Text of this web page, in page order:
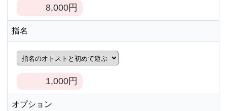
8,000円
指名
1,000円
オプション